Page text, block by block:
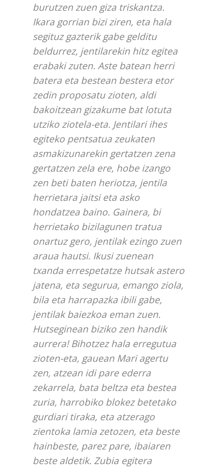
burutzen zuen giza triskantza.
Ikara gorrian bizi ziren, eta hala
segituz gazterik gabe gelditu
beldurrez, jentilarekin hitz egitea
erabaki zuten. Aste batean herri
batera eta bestean bestera etor
zedin proposatu zioten, aldi
bakoitzean gizakume bat lotuta
utziko ziotela-eta. Jentilari ihes
egiteko pentsatua zeukaten
asmakizunarekin gertatzen zena
gertatzen zela ere, hobe izango
zen beti baten heriotza, jentila
herrietara jaitsi eta asko
hondatzea baino. Gainera, bi
herrietako bizilagunen tratua
onartuz gero, jentilak ezingo zuen
araua hautsi. Ikusi zuenean
txanda errespetatze hutsak astero
jatena, eta segurua, emango ziola,
bila eta harrapazka ibili gabe,
jentilak baiezkoa eman zuen.
Hutseginean biziko zen handik
aurrera! Bihotzez hala erregutua
zioten-eta, gauean Mari agertu
zen, atzean idi pare ederra
zekarrela, bata beltza eta bestea
zuria, harrobiko blokez betetako
gurdiari tiraka, eta atzerago
zientoka lamia zetozen, eta beste
hainbeste, parez pare, ibaiaren
beste aldetik. Zubia egitera